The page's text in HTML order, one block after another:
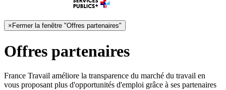
× Fermer la fenêtre "Offres partenaires"
Offres partenaires
France Travail améliore la transparence du marché du travail en
vous proposant plus d'opportunités d'emploi grâce à ses partenaires